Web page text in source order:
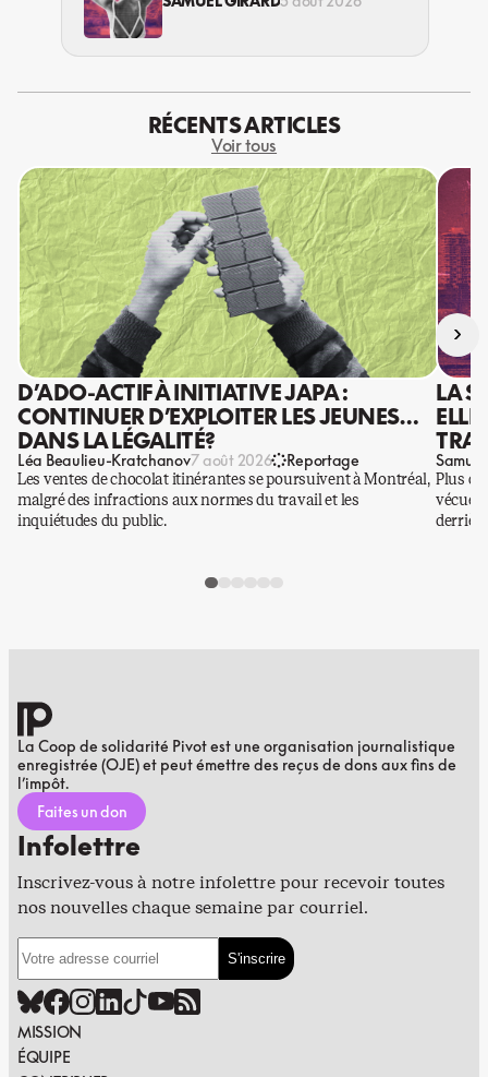
RÉCENTS ARTICLES
Voir tous
D’ADO-ACTIF À INITIATIVE JAPA :
CONTINUER D’EXPLOITER LES JEUNES…
DANS LA LÉGALITÉ?
Léa Beaulieu-Kratchanov7 août 2026 Reportage
Les ventes de chocolat itinérantes se poursuivent à Montréal,
malgré des infractions aux normes du travail et les
inquiétudes du public.
LA
Plus
vécues
›
La Coop de solidarité Pivot est une organisation journalistique
enregistrée (OJE) et peut émettre des reçus de dons aux fins de
l’impôt.
Faites un don
Infolettre
Inscrivez-vous à notre infolettre pour recevoir toutes
nos nouvelles chaque semaine par courriel.
MISSION
ÉQUIPE